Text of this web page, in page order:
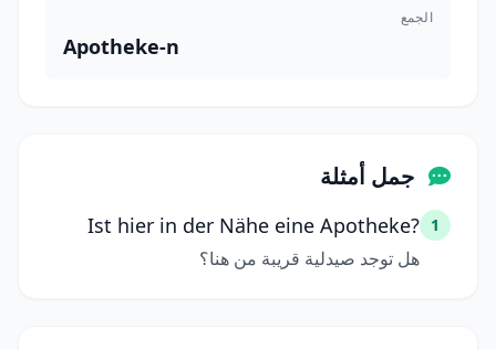
الجمع
Apotheke-n
جمل أمثلة
1
Ist hier in der Nähe eine Apotheke?
هل توجد صيدلية قريبة من هنا؟